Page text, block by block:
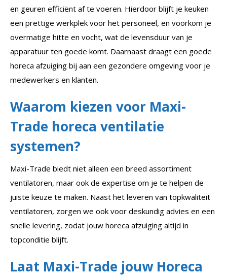
en geuren efficiënt af te voeren. Hierdoor blijft je keuken
een prettige werkplek voor het personeel, en voorkom je
overmatige hitte en vocht, wat de levensduur van je
apparatuur ten goede komt. Daarnaast draagt een goede
horeca afzuiging bij aan een gezondere omgeving voor je
medewerkers en klanten.
Waarom kiezen voor Maxi-
Trade horeca ventilatie
systemen?
Maxi-Trade biedt niet alleen een breed assortiment
ventilatoren, maar ook de expertise om je te helpen de
juiste keuze te maken. Naast het leveren van topkwaliteit
ventilatoren, zorgen we ook voor deskundig advies en een
snelle levering, zodat jouw horeca afzuiging altijd in
topconditie blijft.
Laat Maxi-Trade jouw Horeca